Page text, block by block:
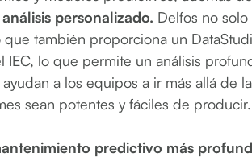
personalizado. Delfos no solo
que también proporciona un
IEC, lo que permite un análisis
ayudan a los equipos a ir más allá
sean potentes y fáciles de producir.
predictivo más